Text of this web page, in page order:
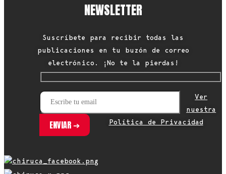
NEWSLETTER
Suscríbete para recibir todas las
publicaciones en tu buzón de correo
electrónico. ¡No te la pierdas!
Ver
nuestra
Política de Privacidad